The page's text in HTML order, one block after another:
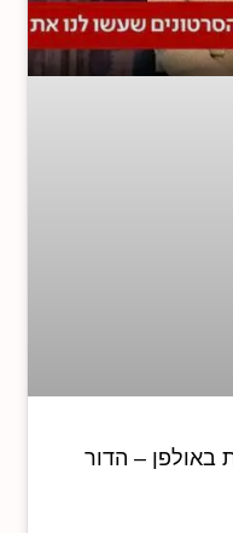
– הדור